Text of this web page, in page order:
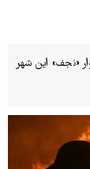
«نجف» این شهر